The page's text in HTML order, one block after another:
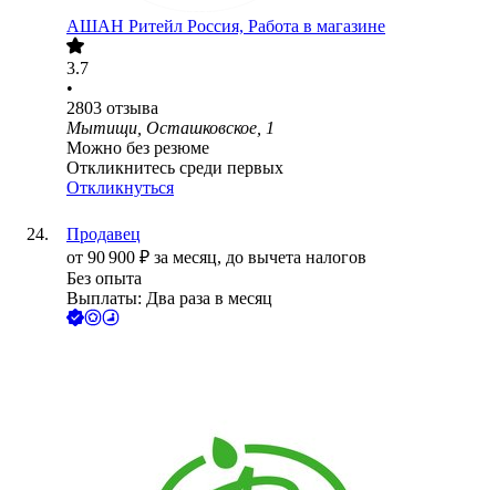
АШАН Ритейл Россия, Работа в магазине
3.7
•
2803 отзыва
Мытищи, Осташковское, 1
Можно без резюме
Откликнитесь среди первых
Откликнуться
Продавец
от 90 900 ₽ за месяц, до вычета налогов
Без опыта
Выплаты: Два раза в месяц